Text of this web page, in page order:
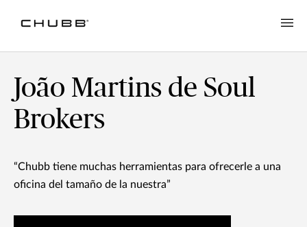
João Martins de Soul
Brokers
“Chubb tiene muchas herramientas para ofrecerle a una
oficina del tamaño de la nuestra”